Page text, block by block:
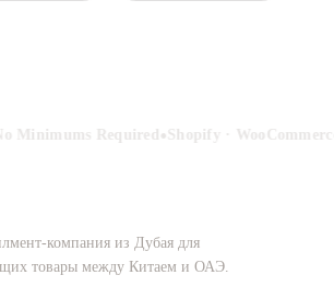
Minimums Required •Shopify ·
компания из Дубая для
товары между Китаем и ОАЭ.